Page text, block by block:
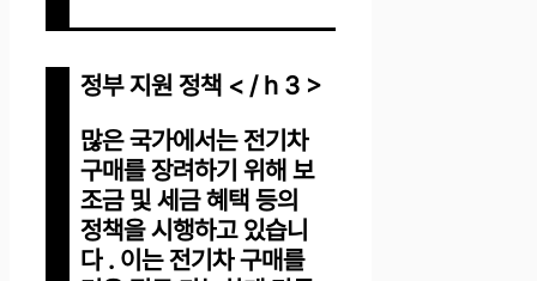
정부 지원 정책 < / h 3 >
많은 국가에서는 전기차
구매를 장려하기 위해 보
조금 및 세금 혜택 등의
정책을 시행하고 있습니
다 . 이는 전기차 구매를